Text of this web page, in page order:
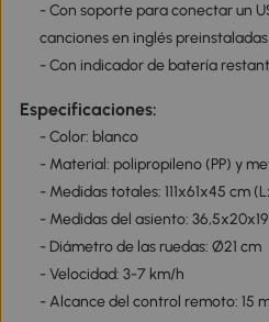
- Con soporte para conectar un
canciones en inglés preinstaladas
- Con indicador de batería
Especificaciones:
- Color: blanco
- Material: polipropileno (PP) y
- Medidas totales: 111x61x45 cm
- Medidas del asiento:
- Diámetro de las ruedas: Ø21 cm
- Velocidad: 3-7 km/h
- Alcance del control remoto: 15